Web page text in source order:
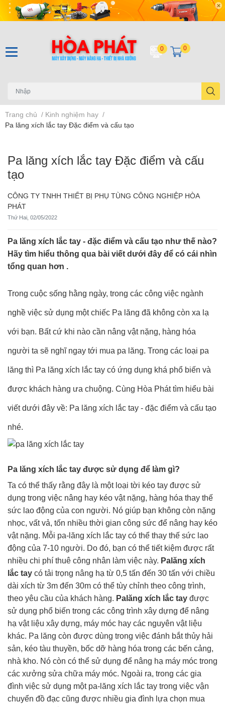
0 0
Trang chủ / Kinh nghiệm hay /
Pa lăng xích lắc tay Đặc điểm và cấu tạo
Pa lăng xích lắc tay Đặc điểm và cấu
tạo
CÔNG TY TNHH THIẾT BỊ PHỤ TÙNG CÔNG NGHIỆP HÒA
PHÁT
Thứ Hai, 02/05/2022
Pa lăng xích lắc tay - đặc điểm và cấu tạo như thế nào?
Hãy tìm hiểu thông qua bài viết dưới đây để có cái nhìn
tổng quan hơn .
Trong cuộc sống hằng ngày, trong các công việc ngành
nghề việc sử dụng một chiếc Pa lăng đã không còn xa lạ
với bạn. Bất cứ khi nào cần nâng vật nặng, hàng hóa
người ta sẽ nghĩ ngay tới mua pa lăng. Trong các loại pa
lăng thì Pa lăng xích lắc tay có ứng dụng khá phổ biến và
được khách hàng ưa chuộng. Cùng Hòa Phát tìm hiểu bài
viết dưới đây về: Pa lăng xích lắc tay - đặc điểm và cấu tạo
nhé.
Pa lăng xích lắc tay được sử dụng để làm gì?
Ta có thể thấy rằng đây là một loại tời kéo tay được sử
dụng trong việc nâng hay kéo vật nặng, hàng hóa thay thế
sức lao động của con người. Nó giúp bạn không còn nặng
nhọc, vất vả, tốn nhiều thời gian công sức để nâng hay kéo
vật nặng. Mỗi pa-lăng xích lắc tay có thể thay thế sức lao
động của 7-10 người. Do đó, bạn có thể tiết kiệm được rất
nhiều chi phí thuê công nhân làm việc này. Palăng xích
lắc tay có tải trọng nâng hạ từ 0,5 tấn đến 30 tấn với chiều
dài xích từ 3m đến 30m có thể tùy chỉnh theo công trình,
theo yêu cầu của khách hàng. Palăng xích lắc tay được
sử dụng phổ biến trong các công trình xây dựng để nâng
hạ vật liệu xây dựng, máy móc hay các nguyên vật liệu
khác. Pa lăng còn được dùng trong việc đánh bắt thủy hải
sản, kéo tàu thuyền, bốc dỡ hàng hóa trong các bến cảng,
nhà kho. Nó còn có thể sử dụng để nâng hạ máy móc trong
các xưởng sửa chữa máy móc. Ngoài ra, trong các gia
đình việc sử dụng một pa-lăng xích lắc tay trong việc vận
chuyển đồ đạc cũng được nhiều gia đình lựa chọn mua